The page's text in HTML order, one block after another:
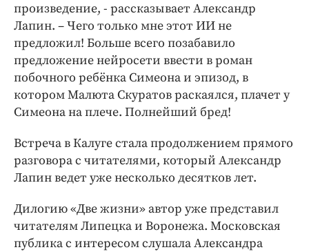
произведение, - рассказывает Александр
Лапин. – Чего только мне этот ИИ не
предложил! Больше всего позабавило
предложение нейросети ввести в роман
побочного ребёнка Симеона и эпизод, в
котором Малюта Скуратов раскаялся, плачет у
Симеона на плече. Полнейший бред!
Встреча в Калуге стала продолжением прямого
разговора с читателями, который Александр
Лапин ведет уже несколько десятков лет.
Дилогию «Две жизни» автор уже представил
читателям Липецка и Воронежа. Московская
публика с интересом слушала Александра